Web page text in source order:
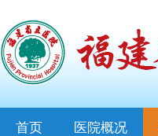
首页 医院概况